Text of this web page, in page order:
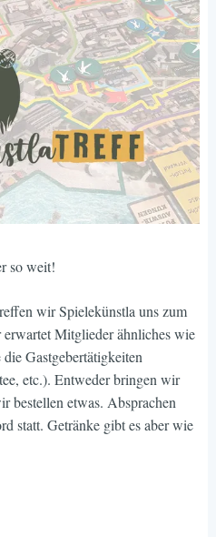
so weit!
wir Spielekünstla uns zum
Mitglieder ähnliches wie
Gastgebertätigkeiten
etc.). Entweder bringen wir
bestellen etwas. Absprachen
statt. Getränke gibt es aber wie